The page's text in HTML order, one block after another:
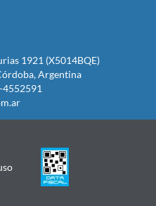
1921 (X5014BQE)
Argentina
4552591